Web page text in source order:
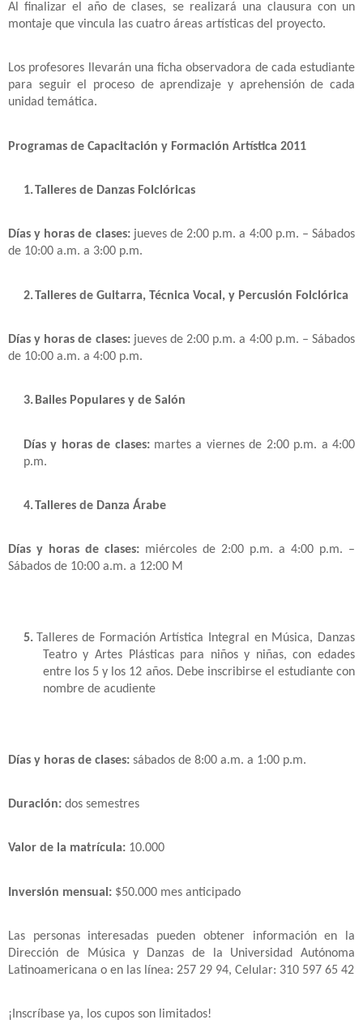
Al finalizar el año de clases, se realizará una clausura con un
montaje que vincula las cuatro áreas artísticas del proyecto.
Los profesores llevarán una ficha observadora de cada estudiante
para seguir el proceso de aprendizaje y aprehensión de cada
unidad temática.
Programas de Capacitación y Formación Artística 2011
1.Talleres de Danzas Folclóricas
Días y horas de clases: jueves de 2:00 p.m. a 4:00 p.m. – Sábados
de 10:00 a.m. a 3:00 p.m.
2.Talleres de Guitarra, Técnica Vocal, y Percusión Folclórica
Días y horas de clases: jueves de 2:00 p.m. a 4:00 p.m. – Sábados
de 10:00 a.m. a 4:00 p.m.
3.Bailes Populares y de Salón
Días y horas de clases: martes a viernes de 2:00 p.m. a 4:00
p.m.
4.Talleres de Danza Árabe
Días y horas de clases: miércoles de 2:00 p.m. a 4:00 p.m. –
Sábados de 10:00 a.m. a 12:00 M
5.
Talleres de Formación Artística Integral en Música, Danzas
Teatro y Artes Plásticas para niños y niñas, con edades
entre los 5 y los 12 años. Debe inscribirse el estudiante con
nombre de acudiente
Días y horas de clases: sábados de 8:00 a.m. a 1:00 p.m.
Duración: dos semestres
Valor de la matrícula: 10.000
Inversión mensual: $50.000 mes anticipado
Las personas interesadas pueden obtener información en la
Dirección de Música y Danzas de la Universidad Autónoma
Latinoamericana o en las línea: 257 29 94, Celular: 310 597 65 42
¡Inscríbase ya, los cupos son limitados!